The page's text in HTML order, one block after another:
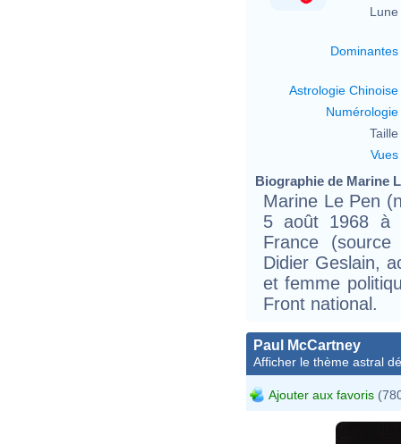
Lune
Dominantes
Astrologie Chinoise
Numérologie
Taille
Vues
Biographie de Marine
Marine Le Pen
5 août 1968 à
France
Didier Geslain,
et femme
Front national.
Paul McCartney
Afficher le thème astral
Ajouter aux favoris